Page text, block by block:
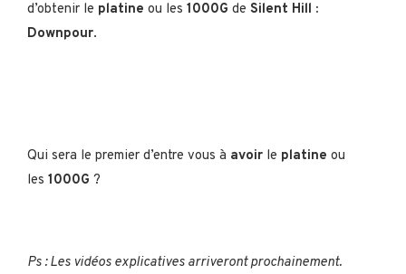
d’obtenir le platine ou les 1000G de Silent Hill :
Downpour.
Qui sera le premier d’entre vous à avoir le platine ou
les 1000G ?
Ps : Les vidéos explicatives arriveront prochainement.